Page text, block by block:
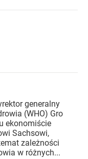
generalny
(WHO) Gro
ekonomiście
Sachsowi,
zależności
w różnych...